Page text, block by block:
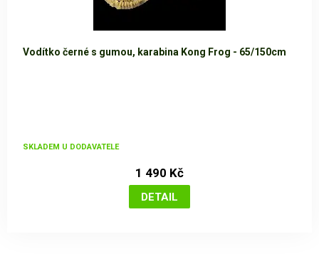
Vodítko černé s gumou, karabina Kong Frog - 65/150cm
SKLADEM U DODAVATELE
1 490 Kč